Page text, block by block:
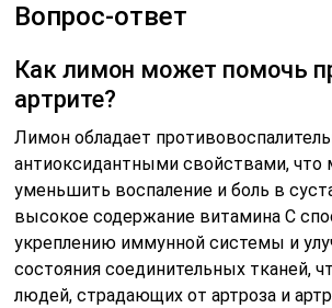
Вопрос-ответ
Как лимон может помочь
артрите?
Лимон обладает
антиоксидантными свойствами, что
уменьшить воспаление и боль в
высокое содержание витамина C
укреплению иммунной системы и
состояния соединительных тканей,
людей, страдающих от артроза и